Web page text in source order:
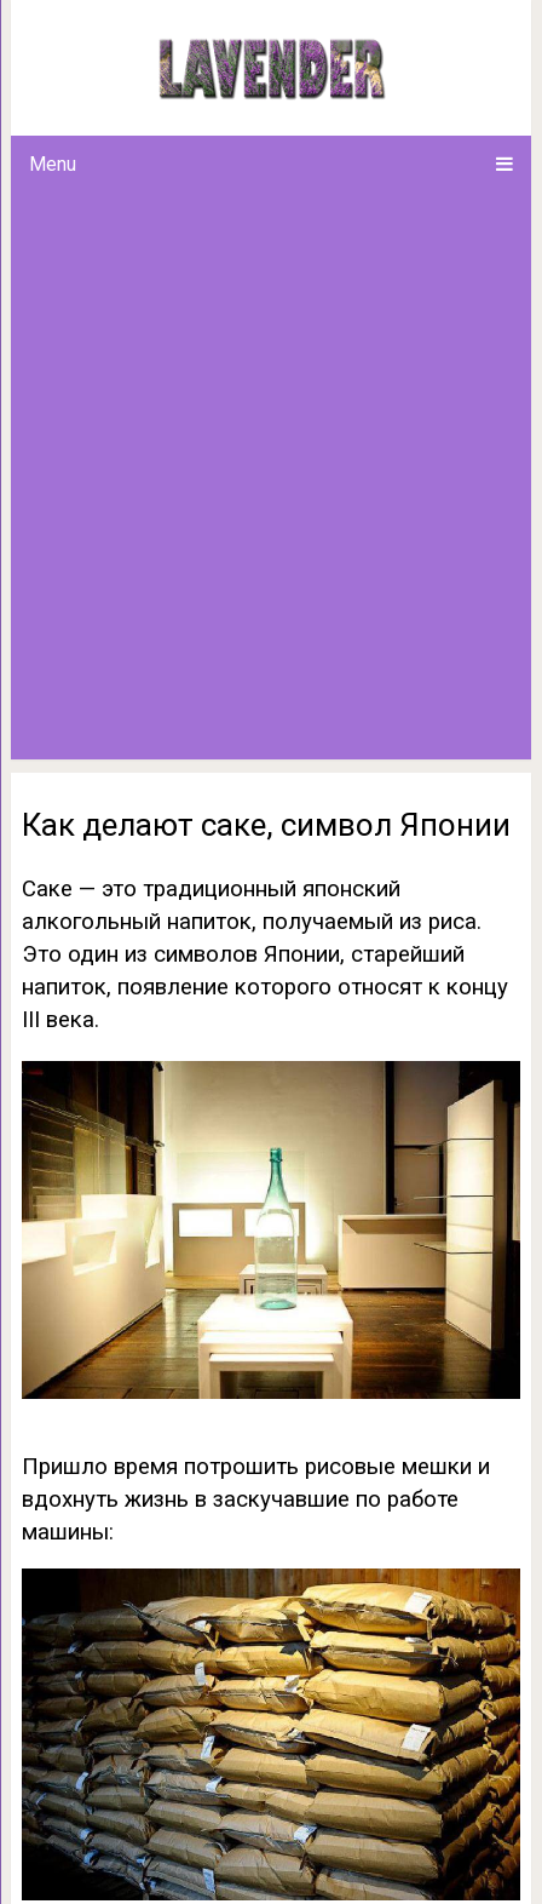
Menu
Как делают
Как делают саке, символ Японии
Саке — это традиционный японский
алкогольный напиток, получаемый из риса.
Это один из символов Японии, старейший
напиток, появление которого относят к концу
III века.
Пришло время потрошить рисовые мешки и
вдохнуть жизнь в заскучавшие по работе
машины: